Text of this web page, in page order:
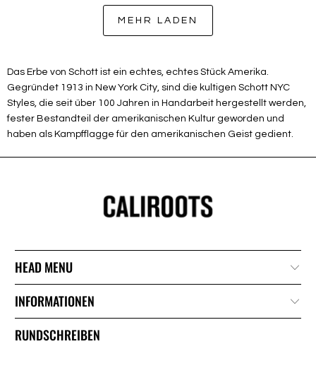
MEHR LADEN
Das Erbe von Schott ist ein echtes, echtes Stück Amerika.
Gegründet 1913 in New York City, sind die kultigen Schott NYC
Styles, die seit über 100 Jahren in Handarbeit hergestellt werden,
fester Bestandteil der amerikanischen Kultur geworden und
haben als Kampfflagge für den amerikanischen Geist gedient.
HEAD MENU
INFORMATIONEN
RUNDSCHREIBEN